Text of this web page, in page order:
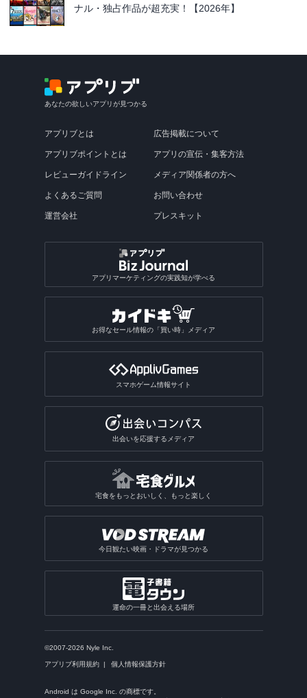
ナル・独占作品が超充実！【2026年】
あなたの欲しいアプリが見つかる
アプリブとは
アプリブポイントとは
レビューガイドライン
よくあるご質問
運営会社
広告掲載について
アプリの宣伝・集客方法
メディア関係者の方へ
お問い合わせ
プレスキット
アプリマーケティングの実践知が学べる
お得なセール情報の「買い時」メディア
スマホゲーム情報サイト
出会いを応援するメディア
宅食をもっとおいしく、もっと楽しく
今日観たい映画・ドラマが見つかる
運命の一冊と出会える場所
©2007-2026 Nyle Inc.
アプリブ利用規約 個人情報保護方針
Android は Google Inc. の商標です。